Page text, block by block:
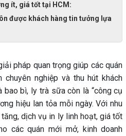
ít, giá tốt tại HCM:
được khách hàng tin tưởng lựa
pháp quan trọng giúp các quán
nghiệp và thu hút khách
bao bì, ly trà sữa còn là “công cụ
hiệu lan tỏa mỗi ngày. Với nhu
dịch vụ in ly linh hoạt, giá tốt
các quán mới mở, kinh doanh